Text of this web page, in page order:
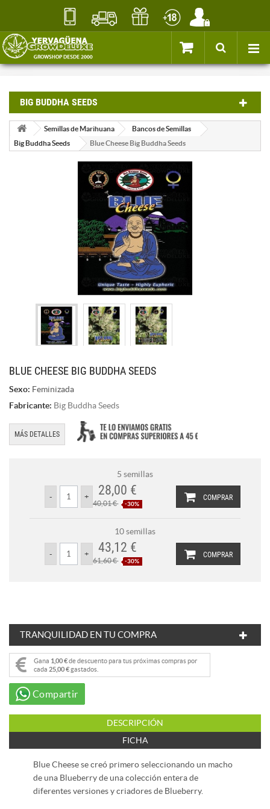
BIG BUDDHA SEEDS
Semillas de Marihuana
Bancos de Semillas
Big Buddha Seeds
Blue Cheese Big Buddha Seeds
BLUE CHEESE BIG BUDDHA SEEDS
Sexo: Feminizada
Fabricante: Big Buddha Seeds
MÁS DETALLES
5 semillas
COMPRAR
28,00 €
40,01 € -30%
10 semillas
COMPRAR
43,12 €
61,60 € -30%
TRANQUILIDAD EN TU COMPRA
Gana 1,00 €de descuento para tus próximas compras por
cada 25,00 €gastados.
Compartir
DESCRIPCIÓN
FICHA
Blue Cheese se creó primero seleccionando un macho
de una Blueberry de una colección entera de
diferentes versiones y criadores de Blueberry.